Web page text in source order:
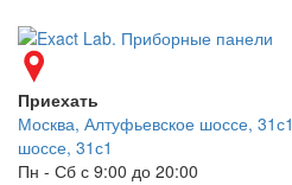
Приехать
Москва, Алтуфьевское шоссе, 31с1
шоссе, 31с1
Пн - Сб с 9:00 до 20:00